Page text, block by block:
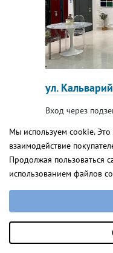
от
ул.
Вход через
Рядом
Виста» и
перегородки с
Мы используем cookie. Это
взаимодействие
Продолжая пользоваться
использованием файлов
Выберите настройки
Аналитические/